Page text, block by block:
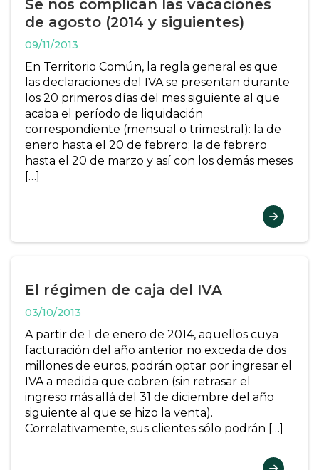
Se nos complican las vacaciones
de agosto (2014 y siguientes)
09/11/2013
En Territorio Común, la regla general es que
las declaraciones del IVA se presentan durante
los 20 primeros días del mes siguiente al que
acaba el período de liquidación
correspondiente (mensual o trimestral): la de
enero hasta el 20 de febrero; la de febrero
hasta el 20 de marzo y así con los demás meses
[…]
El régimen de caja del IVA
03/10/2013
A partir de 1 de enero de 2014, aquellos cuya
facturación del año anterior no exceda de dos
millones de euros, podrán optar por ingresar el
IVA a medida que cobren (sin retrasar el
ingreso más allá del 31 de diciembre del año
siguiente al que se hizo la venta).
Correlativamente, sus clientes sólo podrán […]